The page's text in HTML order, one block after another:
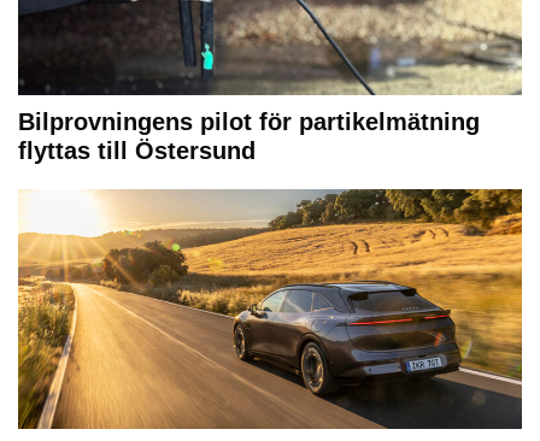
Bilprovningens pilot för partikelmätning
flyttas till Östersund